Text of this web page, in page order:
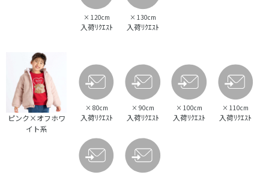
× 120cm
入荷ﾘｸｴｽﾄ
× 130cm
入荷ﾘｸｴｽﾄ
ピンク×オフホワ
イト系
× 80cm
入荷ﾘｸｴｽﾄ
× 90cm
入荷ﾘｸｴｽﾄ
× 100cm
入荷ﾘｸｴｽﾄ
× 110cm
入荷ﾘｸｴｽﾄ